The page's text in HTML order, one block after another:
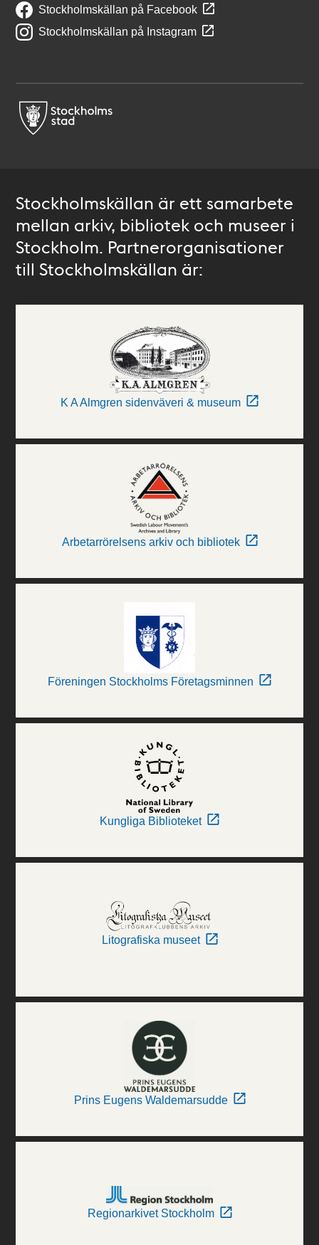
Stockholmskällan på Facebook
Stockholmskällan på Instagram
Stockholmskällan är ett samarbete
mellan arkiv, bibliotek och museer i
Stockholm. Partnerorganisationer
till Stockholmskällan är:
K A Almgren sidenväveri & museum
Arbetarrörelsens arkiv och bibliotek
Föreningen Stockholms Företagsminnen
Kungliga Biblioteket
Litografiska museet
Prins Eugens Waldemarsudde
Regionarkivet Stockholm